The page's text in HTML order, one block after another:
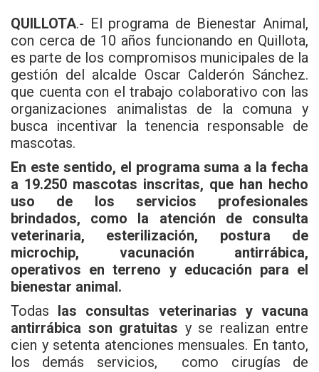
QUILLOTA.- El programa de Bienestar Animal,
con cerca de 10 años funcionando en Quillota,
es parte de los compromisos municipales de la
gestión del alcalde Oscar Calderón Sánchez.
que cuenta con el trabajo colaborativo con las
organizaciones animalistas de la comuna y
busca incentivar la tenencia responsable de
mascotas.
En este sentido, el programa suma a la fecha
a 19.250 mascotas inscritas, que han hecho
uso de los servicios profesionales
brindados, como la atención de consulta
veterinaria, esterilización, postura de
microchip, vacunación antirrábica,
operativos en terreno y educación para el
bienestar animal.
Todas las consultas veterinarias y vacuna
antirrábica son gratuitas y se realizan entre
cien y setenta atenciones mensuales. En tanto,
los demás servicios, como cirugías de